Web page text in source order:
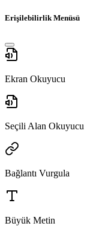
Erişilebilirlik Menüsü
Ekran Okuyucu
Seçili Alan Okuyucu
Bağlantı Vurgula
Büyük Metin